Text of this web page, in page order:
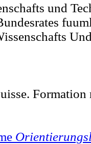
und
Formation